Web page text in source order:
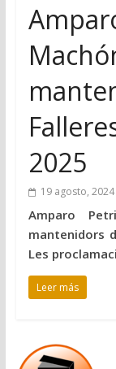
2025
19 agosto, 2024
Amparo
mantenidors
Les
Leer más